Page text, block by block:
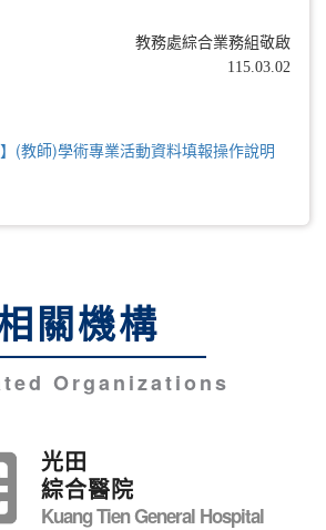
教務處綜合業務組敬啟
115.03.02
(教師)學術專業活動資料填報操作說明
關機構
Organizations
光田
綜合醫院
Kuang Tien General Hospital